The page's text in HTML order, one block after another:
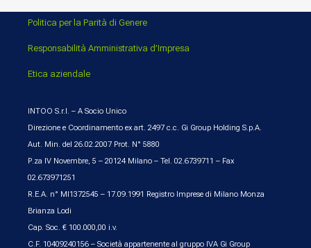
Politica per la Parità di Genere
Responsabilità Amministrativa d’Impresa
Etica aziendale
INTOO S.r.l. – A Socio Unico
Direzione e Coordinamento ex art. 2497 c.c. Gi Group Holding S.p.A.
Aut. Min. del 26.02.2007 Prot. N° 5880
P.za IV Novembre, 5 – 20124 Milano – Tel. 02.6739711 – Fax
02.673971251
R.E.A. n° MI1372545 – 17.09.1991 Registro Imprese di Milano Monza
Brianza Lodi
Cap. Soc. € 100.000,00 i.v.
C.F. 10409240156 – Società appartenente al gruppo IVA Gi Group